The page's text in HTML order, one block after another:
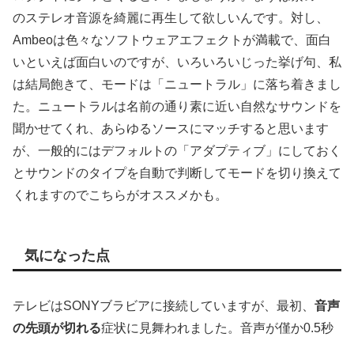
のステレオ音源を綺麗に再生して欲しいんです。対し、
Ambeoは色々なソフトウェアエフェクトが満載で、面白
いといえば面白いのですが、いろいろいじった挙げ句、私
は結局飽きて、モードは「ニュートラル」に落ち着きまし
た。ニュートラルは名前の通り素に近い自然なサウンドを
聞かせてくれ、あらゆるソースにマッチすると思います
が、一般的にはデフォルトの「アダプティブ」にしておく
とサウンドのタイプを自動で判断してモードを切り換えて
くれますのでこちらがオススメかも。
気になった点
テレビはSONYブラビアに接続していますが、最初、 音声
の先頭が切れる症状に見舞われました。音声が僅か0.5秒